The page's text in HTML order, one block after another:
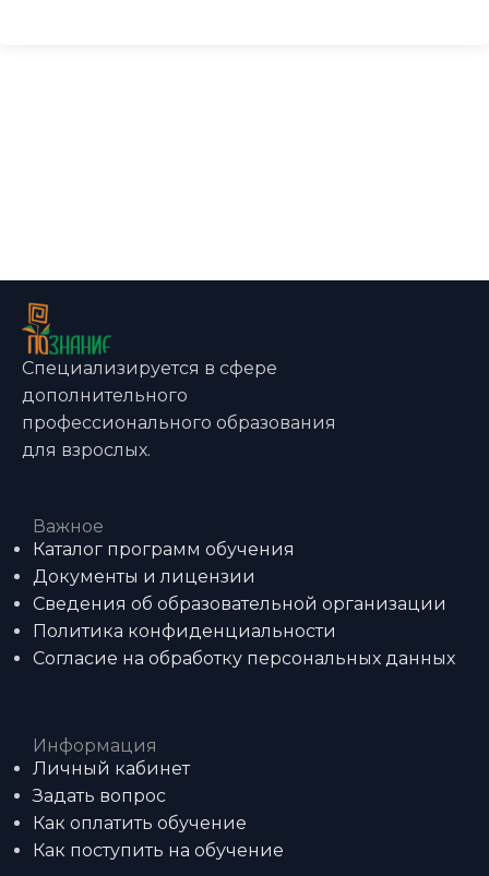
Специализируется в сфере
дополнительного
профессионального образования
для взрослых.
Важное
Каталог программ обучения
Документы и лицензии
Сведения об образовательной организации
Политика конфиденциальности
Согласие на обработку персональных данных
Информация
Личный кабинет
Задать вопрос
Как оплатить обучение
Как поступить на обучение